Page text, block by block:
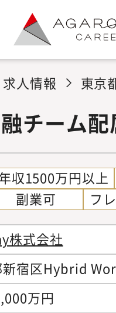
人情報 東京
チーム配
収1500万円以上
副業可 フ
株式会社
宿区Hybrid
万円